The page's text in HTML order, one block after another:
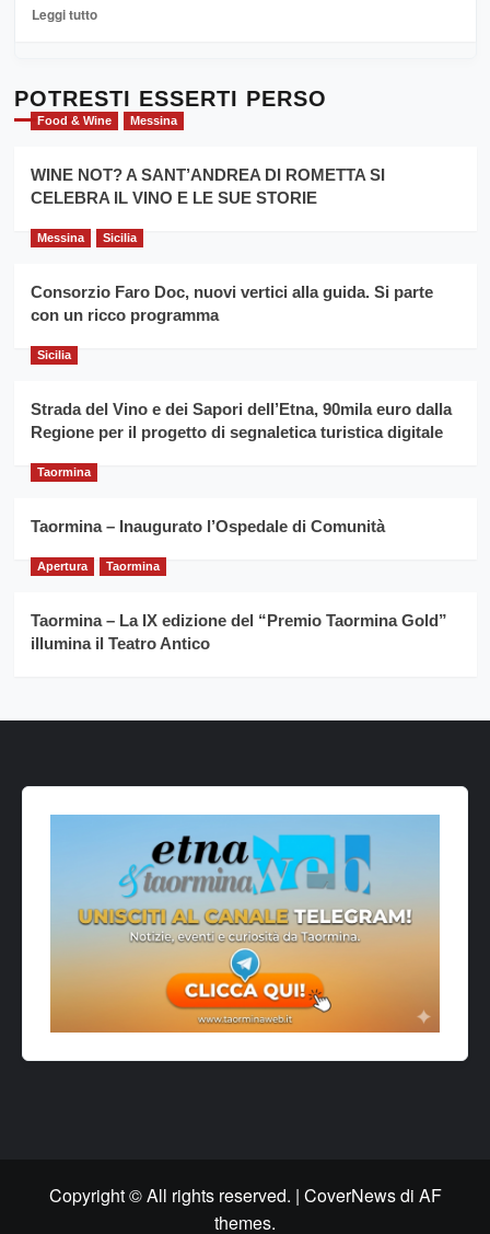
Sicilia
l’
evento
per
la
filiera
grano
Leggi tuttoLeggi
Cronoscalata
Giarre
Montesalice
per
il
anno
Franco
Caruso
POTRESTI ESSERTI PERSO
Food & Wine Messina
WINE NOT? A SANT’ANDREA DI ROMETTA SI
CELEBRA IL VINO E LE SUE STORIE
Messina Sicilia
Consorzio Faro Doc, nuovi vertici alla guida. Si parte
con un ricco programma
Sicilia
Strada del Vino e dei Sapori dell’Etna, 90mila euro dalla
Regione per il progetto di segnaletica turistica digitale
Taormina
Taormina – Inaugurato l’Ospedale di Comunità
Apertura Taormina
Taormina – La IX edizione del “Premio Taormina Gold”
illumina il Teatro Antico
Copyright © All rights reserved. | CoverNewsdi AF
themes.